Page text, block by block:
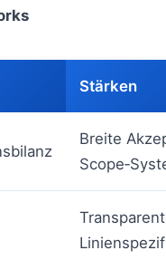
Stärken
Breite